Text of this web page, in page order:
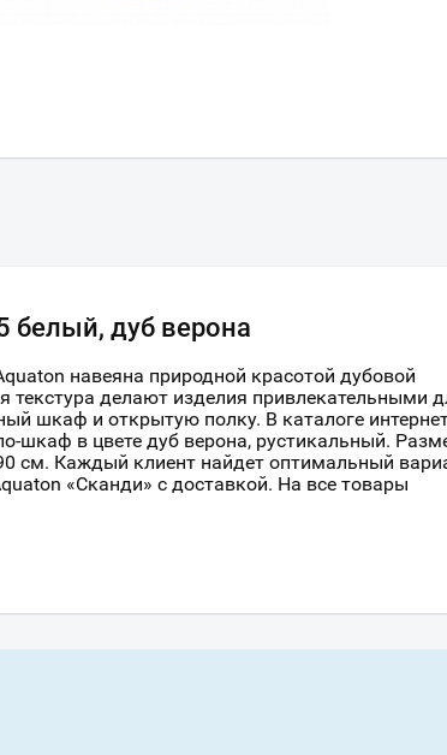
белый, дуб верона
навеяна природной красотой дубовой
текстура делают изделия привлекательными
шкаф и открытую полку. В каталоге
шкаф в цвете дуб верона, рустикальный.
см. Каждый клиент найдет оптимальный
«Сканди» с доставкой. На все товары